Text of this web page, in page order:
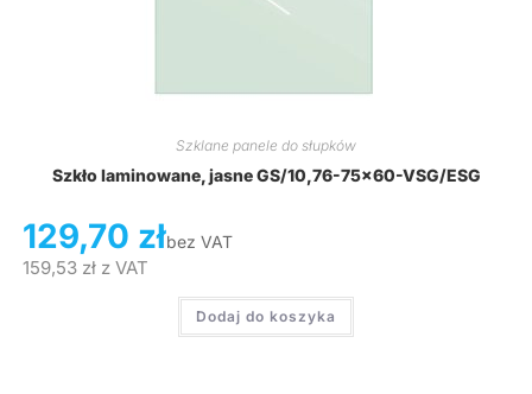
Szklane panele do słupków
Szkło laminowane, jasne GS/10,76-75×60-VSG/ESG
129,70 złbez VAT
159,53 złz VAT
Dodaj do koszyka